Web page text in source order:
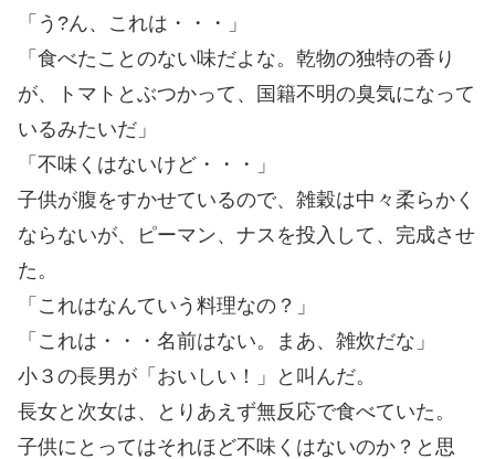
「う?ん、これは・・・」
「食べたことのない味だよな。乾物の独特の香り
が、トマトとぶつかって、国籍不明の臭気になって
いるみたいだ」
「不味くはないけど・・・」
子供が腹をすかせているので、雑穀は中々柔らかく
ならないが、ピーマン、ナスを投入して、完成させ
た。
「これはなんていう料理なの？」
「これは・・・名前はない。まあ、雑炊だな」
小３の長男が「おいしい！」と叫んだ。
長女と次女は、とりあえず無反応で食べていた。
子供にとってはそれほど不味くはないのか？と思